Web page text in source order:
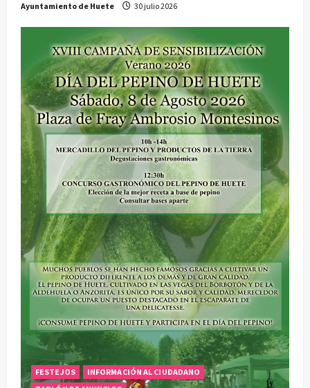
Ayuntamiento de Huete 30 julio 2026
FESTEJOS
INFORMACIÓN AL CIUDADANO